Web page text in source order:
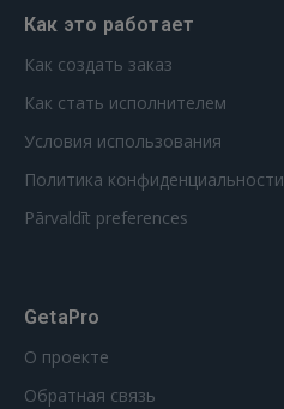
Как это работает
Как создать заказ
Как стать исполнителем
Условия использования
Политика конфиденциальности
Pārvaldīt preferences
GetaPro
О проекте
Обратная связь